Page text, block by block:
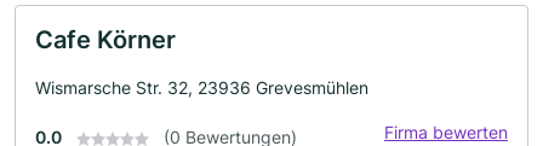
Cafe Körner
Wismarsche Str. 32, 23936 Grevesmühlen
0.0 (0 Bewertungen) Firma bewerten